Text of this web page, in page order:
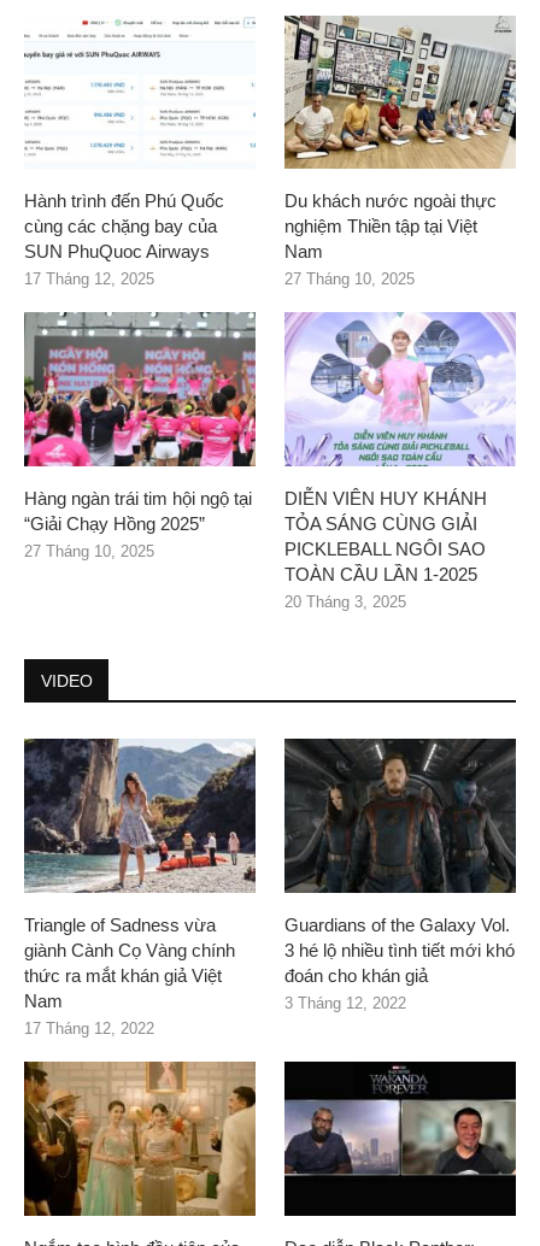
Hành trình đến Phú Quốc
cùng các chặng bay của
SUN PhuQuoc Airways
17 Tháng 12, 2025
Du khách nước ngoài thực
nghiệm Thiền tập tại Việt
Nam
27 Tháng 10, 2025
Hàng ngàn trái tim hội ngộ tại
“Giải Chạy Hồng 2025”
27 Tháng 10, 2025
DIỄN VIÊN HUY KHÁNH
TỎA SÁNG CÙNG GIẢI
PICKLEBALL NGÔI SAO
TOÀN CẦU LẦN 1-2025
20 Tháng 3, 2025
VIDEO
Triangle of Sadness vừa
giành Cành Cọ Vàng chính
thức ra mắt khán giả Việt
Nam
17 Tháng 12, 2022
Guardians of the Galaxy Vol.
3 hé lộ nhiều tình tiết mới khó
đoán cho khán giả
3 Tháng 12, 2022